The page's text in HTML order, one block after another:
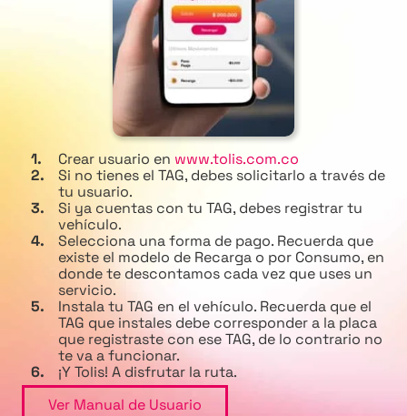
Crear usuario en www.tolis.com.co
Si no tienes el TAG, debes solicitarlo a través de
tu usuario.
Si ya cuentas con tu TAG, debes registrar tu
vehículo.
Selecciona una forma de pago. Recuerda que
existe el modelo de Recarga o por Consumo, en
donde te descontamos cada vez que uses un
servicio.
Instala tu TAG en el vehículo. Recuerda que el
TAG que instales debe corresponder a la placa
que registraste con ese TAG, de lo contrario no
te va a funcionar.
¡Y Tolis! A disfrutar la ruta.
Ver Manual de Usuario